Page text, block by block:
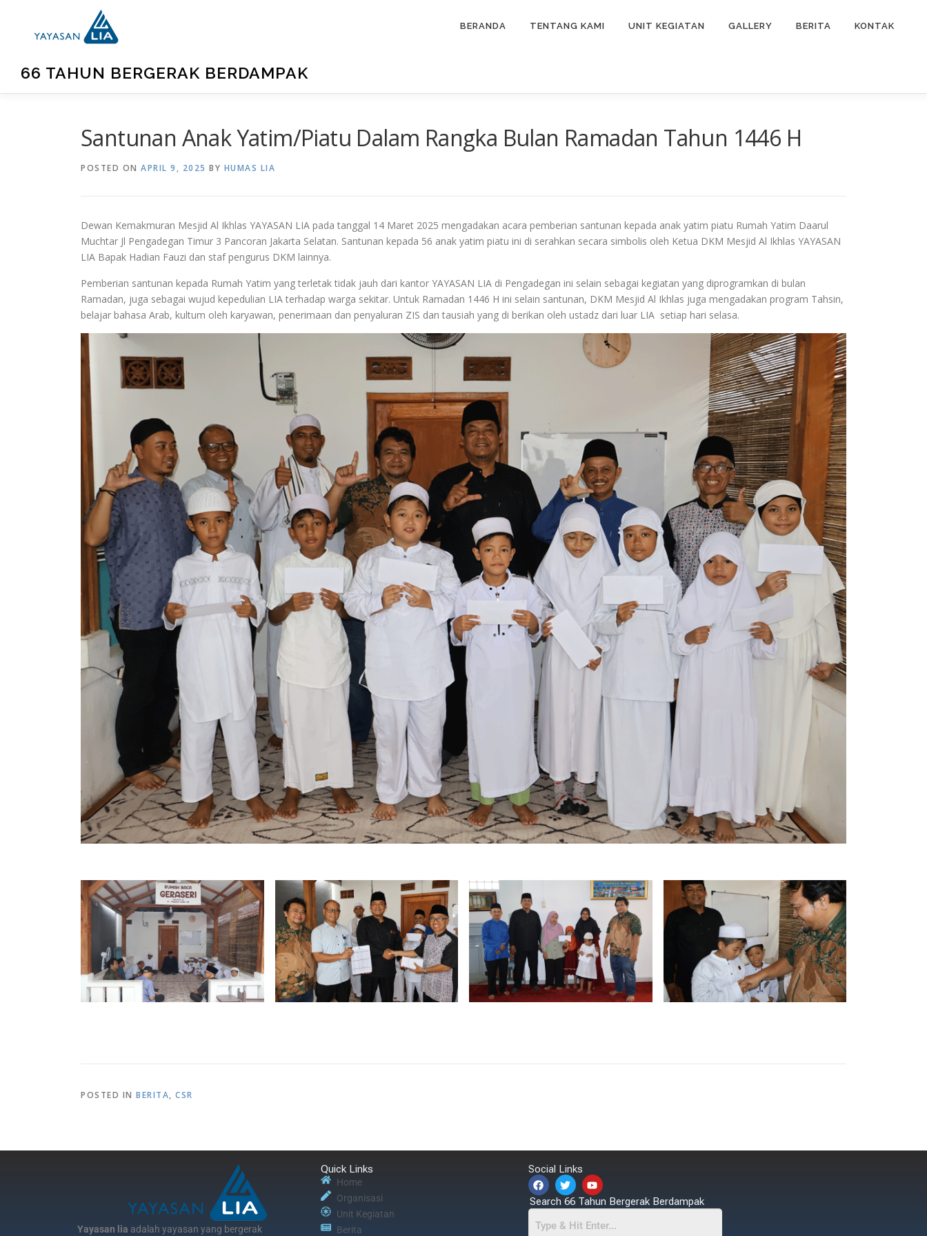
66 TAHUN BERGERAK BERDAMPAK
BERANDA TENTANG KAMI UNIT KEGIATAN GALLERY BERITA KONTAK
Santunan Anak Yatim/Piatu Dalam Rangka Bulan Ramadan Tahun 1446 H
POSTED ON APRIL 9, 2025 BY HUMAS LIA
Dewan Kemakmuran Mesjid Al Ikhlas YAYASAN LIA pada tanggal 14 Maret 2025 mengadakan acara pemberian santunan kepada anak yatim piatu Rumah Yatim Daarul
Muchtar Jl Pengadegan Timur 3 Pancoran Jakarta Selatan. Santunan kepada 56 anak yatim piatu ini di serahkan secara simbolis oleh Ketua DKM Mesjid Al Ikhlas YAYASAN
LIA Bapak Hadian Fauzi dan staf pengurus DKM lainnya.
Pemberian santunan kepada Rumah Yatim yang terletak tidak jauh dari kantor YAYASAN LIA di Pengadegan ini selain sebagai kegiatan yang diprogramkan di bulan
Ramadan, juga sebagai wujud kepedulian LIA terhadap warga sekitar. Untuk Ramadan 1446 H ini selain santunan, DKM Mesjid Al Ikhlas juga mengadakan program Tahsin,
belajar bahasa Arab, kultum oleh karyawan, penerimaan dan penyaluran ZIS dan tausiah yang di berikan oleh ustadz dari luar LIA setiap hari selasa.
POSTED IN BERITA, CSR
Yayasan lia adalah yayasan yang bergerak
Quick Links
Home
Organisasi
Unit Kegiatan
Berita
Social Links
Search 66 Tahun Bergerak Berdampak